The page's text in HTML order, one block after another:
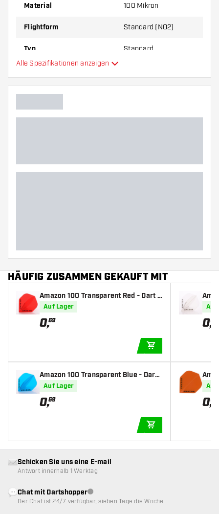
Material 100 Mikron
Flightform Standard (NO2)
Typ Standard
Hauptfarbe
Alle Spezifikationen anzeigen
HÄUFIG ZUSAMMEN GEKAUFT MIT
Amazon 100 Transparent Red - Dart F
lights
Auf Lager
0,69
Amazon 100 Transparent Blue - Dart
Flights
Auf Lager
0,69
rt
Auf
0,69
rtAuf
0,69
Schicken Sie uns eine E-mail
Antwort innerhalb 1 Werktag
Chat mit DartshopperKundenservice nicht verfügbar
Der Chat ist 24/7 verfügbar, sieben Tage die Woche